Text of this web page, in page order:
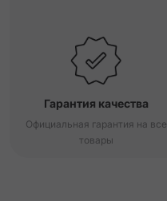
Гарантия качества
Официальная гарантия на все
товары